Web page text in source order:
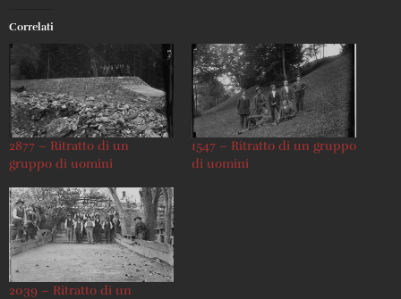
Correlati
2877 – Ritratto di un
gruppo di uomini
1547 – Ritratto di un gruppo
di uomini
2039 – Ritratto di un